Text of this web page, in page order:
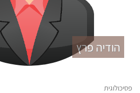
הודיה פרץ
פסיכולוגית